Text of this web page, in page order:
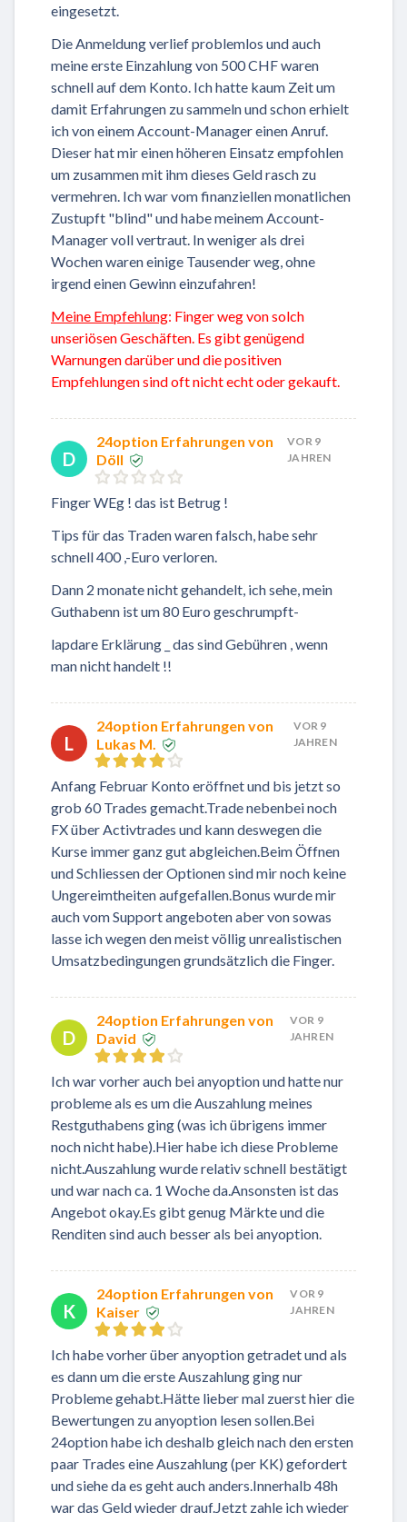
eingesetzt.
Die Anmeldung verlief problemlos und auch
meine erste Einzahlung von 500 CHF waren
schnell auf dem Konto. Ich hatte kaum Zeit um
damit Erfahrungen zu sammeln und schon erhielt
ich von einem Account-Manager einen Anruf.
Dieser hat mir einen höheren Einsatz empfohlen
um zusammen mit ihm dieses Geld rasch zu
vermehren. Ich war vom finanziellen monatlichen
Zustupft "blind" und habe meinem Account-
Manager voll vertraut. In weniger als drei
Wochen waren einige Tausender weg, ohne
irgend einen Gewinn einzufahren!
Meine Empfehlung: Finger weg von solch
unseriösen Geschäften. Es gibt genügend
Warnungen darüber und die positiven
Empfehlungen sind oft nicht echt oder gekauft.
D
24option Erfahrungen von
Döll
VOR 9
JAHREN
Finger WEg ! das ist Betrug !
Tips für das Traden waren falsch, habe sehr
schnell 400 ,-Euro verloren.
Dann 2 monate nicht gehandelt, ich sehe, mein
Guthabenn ist um 80 Euro geschrumpft-
lapdare Erklärung _ das sind Gebühren , wenn
man nicht handelt !!
L
24option Erfahrungen von
Lukas M.
VOR 9
JAHREN
Anfang Februar Konto eröffnet und bis jetzt so
grob 60 Trades gemacht.Trade nebenbei noch
FX über Activtrades und kann deswegen die
Kurse immer ganz gut abgleichen.Beim Öffnen
und Schliessen der Optionen sind mir noch keine
Ungereimtheiten aufgefallen.Bonus wurde mir
auch vom Support angeboten aber von sowas
lasse ich wegen den meist völlig unrealistischen
Umsatzbedingungen grundsätzlich die Finger.
D
24option Erfahrungen von
David
VOR 9
JAHREN
Ich war vorher auch beianyoptionund hatte nur
probleme als es um die Auszahlung meines
Restguthabens ging (was ich übrigens immer
noch nicht habe).Hier habe ich diese Probleme
nicht.Auszahlung wurde relativ schnell bestätigt
und war nach ca. 1 Woche da.Ansonsten ist das
Angebot okay.Es gibt genug Märkte und die
Renditen sind auch besser als bei anyoption.
K
24option Erfahrungen von
Kaiser
VOR 9
JAHREN
Ich habe vorher über anyoption getradet und als
es dann um die erste Auszahlung ging nur
Probleme gehabt.Hätte lieber mal zuerst hier die
Bewertungen zu anyoption lesen sollen.Bei
24option habe ich deshalb gleich nach den ersten
paar Trades eine Auszahlung (per KK) gefordert
und siehe da es geht auch anders.Innerhalb 48h
war das Geld wieder drauf.Jetzt zahle ich wieder